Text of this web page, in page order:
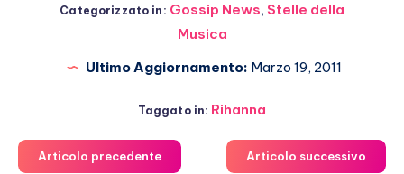
Categorizzato in: Gossip News, Stelle della
Musica
Ultimo Aggiornamento: Marzo 19, 2011
Taggato in: Rihanna
Articolo precedente Articolo successivo